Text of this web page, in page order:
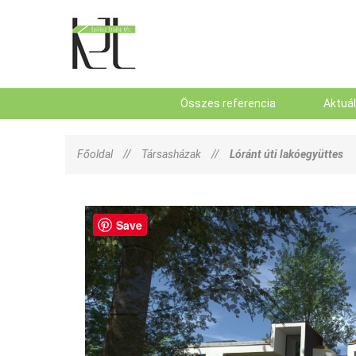
Összes referencia
Főoldal // Társasházak // Lóránt úti lakóegyüttes
Save